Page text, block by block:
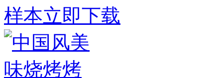
样本立即下载